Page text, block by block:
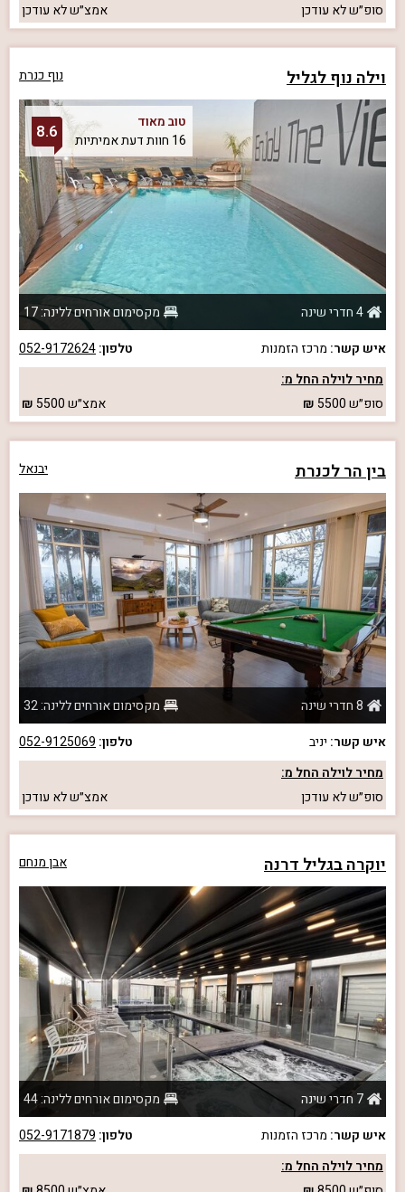
סופ״שלא עודכן אמצ״שלא עודכן
וילה נוף לגליל נוף כנרת
טוב מאוד
16 חוות דעת אמיתיות
8.6
4 חדרי שינה
מקסימום אורחים ללינה: 17
איש קשר: מרכז הזמנות טלפון:052-9172624
מחיר לוילה החל מ:
סופ״ש5500 אמצ״ש5500
בין הר לכנרת יבנאל
8 חדרי שינה
מקסימום אורחים ללינה: 32
איש קשר: יניב טלפון: 052-9125069
מחיר לוילה החל מ:
סופ״שלא עודכן אמצ״שלא עודכן
יוקרה בגליל דרנה אבן מנחם
7 חדרי שינה
מקסימום אורחים ללינה: 44
איש קשר: מרכז הזמנות טלפון: 052-9171879
מחיר לוילה החל מ: